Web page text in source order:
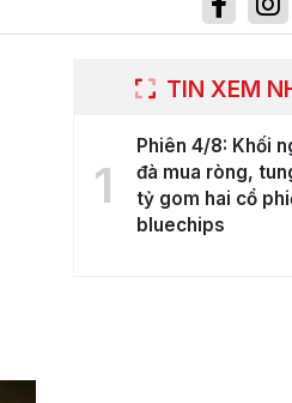
TIN XEM
1
Phiên 4/8: Khối
đà mua ròng,
tỷ gom hai cổ
bluechips